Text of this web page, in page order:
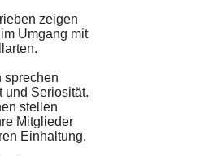
zeigen
Umgang mit
sprechen
und Seriosität.
stellen
Mitglieder
Einhaltung.